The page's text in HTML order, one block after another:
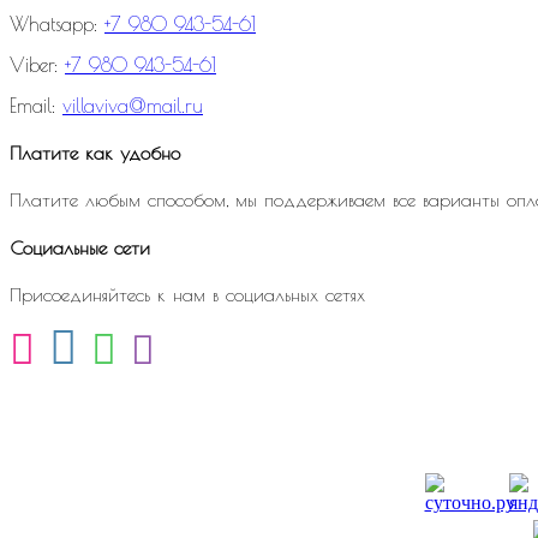
Whatsapp: +7 980 943-54-61
Viber: +7 980 943-54-61
Email: villaviva@mail.ru
Платите как удобно
Платите любым способом, мы поддерживаем все варианты
Социальные сети
Присоединяйтесь к нам в социальных сетях